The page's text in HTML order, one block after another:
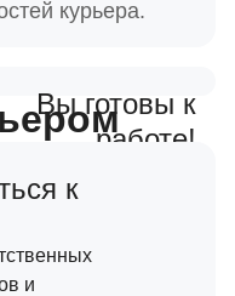
курьера.
Вы готовы к
работе!
к
и